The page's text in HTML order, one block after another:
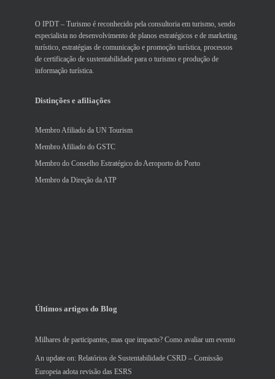
O IPDT – Turismo é reconhecido pela consultoria em turismo, sendo
especialista no desenvolvimento de planos estratégicos e de marketing
turístico, estratégias de comunicação e promoção turística, processos
de certificação de sustentabilidade para o turismo e produção de
informação turística.
Distinções e afiliações
Membro Afiliado da UN Tourism
Membro Afiliado do GSTC
Membro do Conselho Estratégico do Aeroporto do Porto
Membro da Direção da ATP
Últimos artigos do Blog
Milhares de participantes, mas que impacto? Como avaliar um evento
An update on: Relatórios de Sustentabilidade CSRD – Comissão
Europeia adota revisão das ESRS